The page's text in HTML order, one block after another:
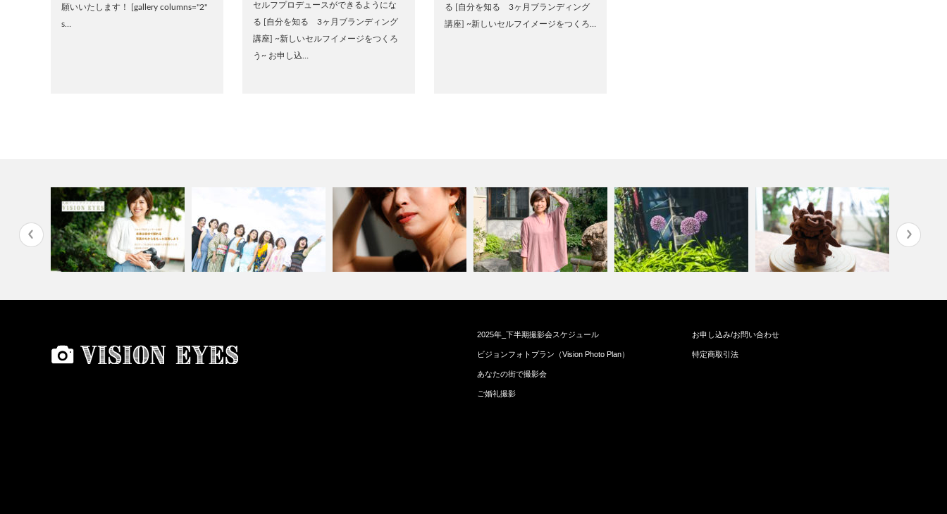
願いいたします！ [gallery columns="2"
s…
セルフプロデュースができるようにな
る [自分を知る 3ヶ月ブランディング
講座] ~新しいセルフイメージをつくろ
う~ お申し込…
る [自分を知る 3ヶ月ブランディング
講座] ~新しいセルフイメージをつくろ…
今が一番美しいでいこう 自慢しあってもいい。 全てはall okだ！
2025年_下半期撮影会スケジュール
ビジョンフォトプラン（Vision Photo Plan）
あなたの街で撮影会
ご婚礼撮影
お申し込み/お問い合わせ
特定商取引法